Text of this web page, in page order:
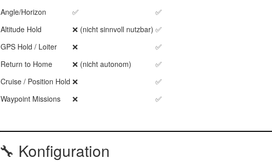
Angle/Horizon
✅
✅
Altitude Hold
❌ (nicht sinnvoll nutzbar) ✅
GPS Hold / Loiter
❌
✅
Return to Home
❌ (nicht autonom)
✅
Cruise / Position Hold ❌
✅
Waypoint Missions
❌ ✅
🔧 Konfiguration